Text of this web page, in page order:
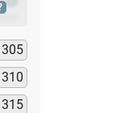
305
310
315